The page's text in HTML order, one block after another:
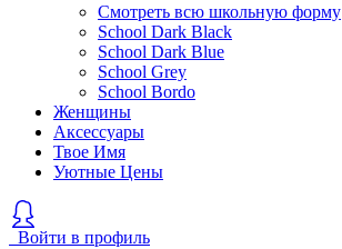
Смотреть всю школьную форму
School Dark Black
School Dark Blue
School Grey
School Bordo
Женщины
Аксессуары
Твое Имя
Уютные Цены
Войти в профиль